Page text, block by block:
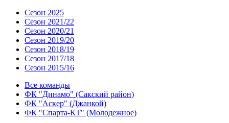
Сезон 2025
Сезон 2021/22
Сезон 2020/21
Сезон 2019/20
Сезон 2018/19
Сезон 2017/18
Сезон 2015/16
Все команды
ФК "Динамо" (Сакский район)
ФК "Аскер" (Джанкой)
ФК "Спарта-КТ" (Молодежное)